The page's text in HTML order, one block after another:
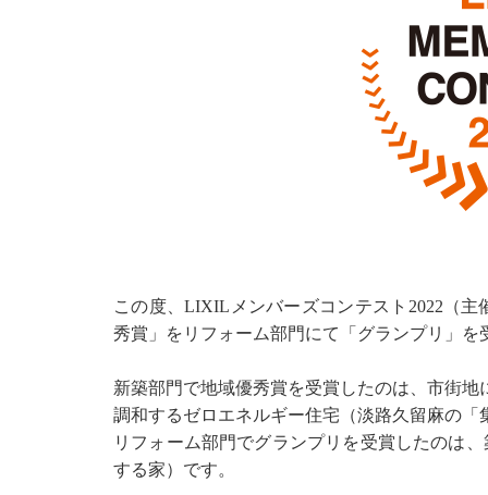
この度、LIXILメンバーズコンテスト2022（
秀賞」をリフォーム部門にて「グランプリ」を
新築部門で地域優秀賞を受賞したのは、市街
調和するゼロエネルギー住宅（淡路久留麻の「
リフォーム部門でグランプリを受賞したのは
する家）です。